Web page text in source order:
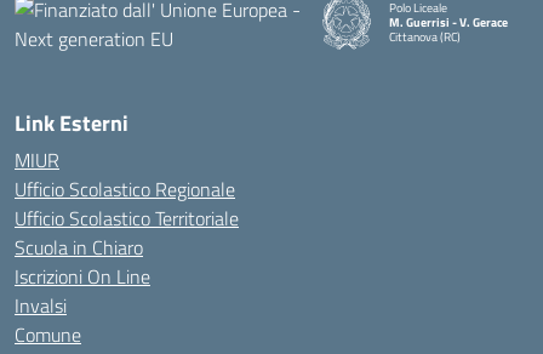
Polo Liceale
M. Guerrisi - V. Gerace
Cittanova (RC)
Link Esterni
MIUR
Ufficio Scolastico Regionale
Ufficio Scolastico Territoriale
Scuola in Chiaro
Iscrizioni On Line
Invalsi
Comune